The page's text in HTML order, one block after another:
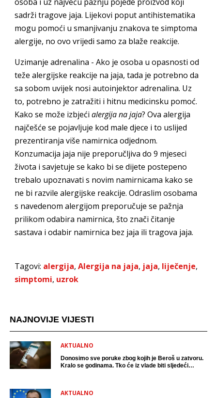
sadrži tragove jaja. Lijekovi poput antihistematika
mogu pomoći u smanjivanju znakova te simptoma
alergije, no ovo vrijedi samo za blaže reakcije.
Uzimanje adrenalina - Ako je osoba u opasnosti od
teže alergijske reakcije na jaja, tada je potrebno da
sa sobom uvijek nosi autoinjektor adrenalina. Uz
to, potrebno je zatražiti i hitnu medicinsku pomoć.
Kako se može izbjeći alergija na jaja? Ova alergija
najčešće se pojavljuje kod male djece i to uslijed
prezentiranja više namirnica odjednom.
Konzumacija jaja nije preporučljiva do 9 mjeseci
života i savjetuje se kako bi se dijete postepeno
trebalo upoznavati s novim namirnicama kako se
ne bi razvile alergijske reakcije. Odraslim osobama
s navedenom alergijom preporučuje se pažnja
prilikom odabira namirnica, što znači čitanje
sastava i odabir namirnica bez jaja ili tragova jaja.
Tagovi: alergija, Alergija na jaja, jaja, liječenje,
simptomi, uzrok
NAJNOVIJE VIJESTI
AKTUALNO
Donosimo sve poruke zbog kojih je Beroš u zatvoru.
Kralo se godinama. Tko će iz vlade biti sljedeći
AKTUALNO